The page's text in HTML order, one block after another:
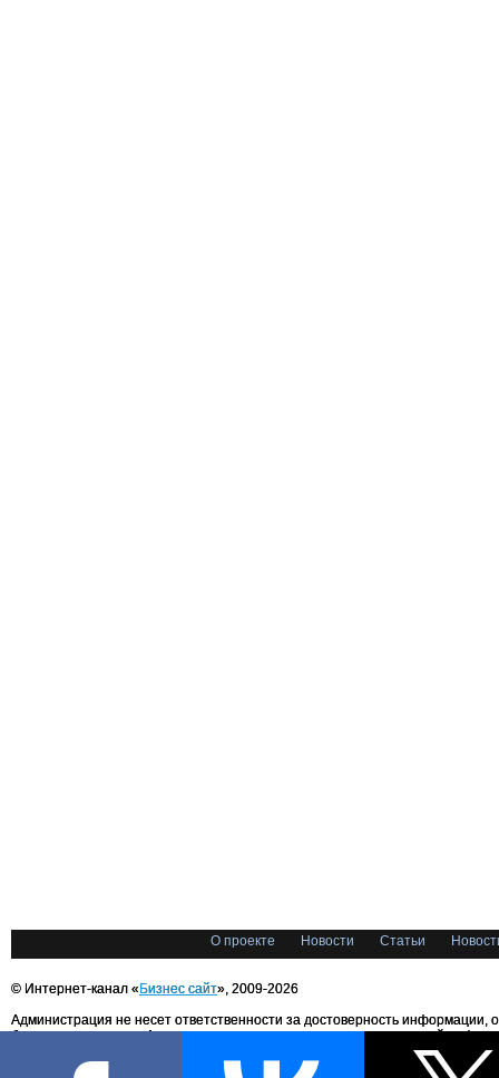
О проекте Новости Статьи
© Интернет-канал «Бизнес сайт», 2009-2026
Администрация не несет ответственности за достоверность информации,
блоггерами портала. Администрация не предоставляет справочной
Все права на любые материалы, опубликованные на сайте, защищены в